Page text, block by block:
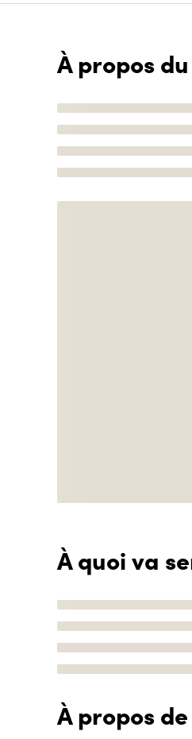
À propos
À quoi va
À propos